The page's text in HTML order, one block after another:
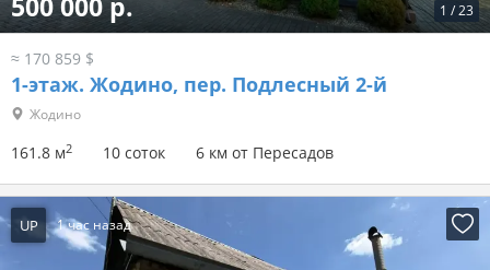
1 /23
≈ 170 859 $
1-этаж. Жодино, пер. Подлесный 2-й
Жодино
161.8 м2 10 соток 6 км от Пересадов
UP 1 час назад